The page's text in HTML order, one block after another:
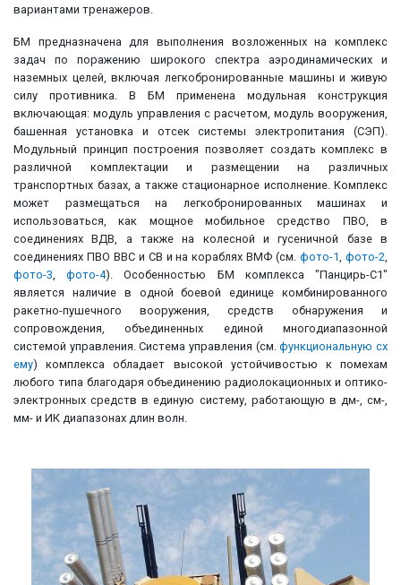
вариантами тренажеров.
БМ предназначена для выполнения возложенных на комплекс
задач по поражению широкого спектра аэродинамических и
наземных целей, включая легкобронированные машины и живую
силу противника. В БМ применена модульная конструкция
включающая: модуль управления с расчетом, модуль вооружения,
башенная установка и отсек системы электропитания (СЭП).
Модульный принцип построения позволяет создать комплекс в
различной комплектации и размещении на различных
транспортных базах, а также стационарное исполнение. Комплекс
может размещаться на легкобронированных машинах и
использоваться, как мощное мобильное средство ПВО, в
соединениях ВДВ, а также на колесной и гусеничной базе в
соединениях ПВО ВВС и СВ и на кораблях ВМФ (см.фото-1 ,фото-2
фото-3 ,фото-4). Особенностью БМ комплекса "Панцирь-C1"
является наличие в одной боевой единице комбинированного
ракетно-пушечного вооружения, средств обнаружения и
сопровождения, объединенных единой многодиапазонной
системой управления. Система управления (см.функциональную сх
ему) комплекса обладает высокой устойчивостью к помехам
любого типа благодаря объединению радиолокационных и оптико-
электронных средств в единую систему, работающую в дм-, см-,
мм- и ИК диапазонах длин волн.